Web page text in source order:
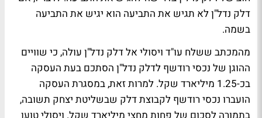
דלק נדל"ן לא תגיש את התביעה הוא יגיש את התביעה
בשמה.
מהמכתב ששלח עו"ד ויסולי אל דלק נדל"ן עולה, כי שוויים
ההוגן של נכסי רודשף לדלק נדל"ן הסתכם בעת העסקה
בכ-1.25 מיליארד שקל. למרות זאת, במסגרת העסקה
הועברו נכסי רודשף לקבוצת דלק שבשליטת יצחק תשובה,